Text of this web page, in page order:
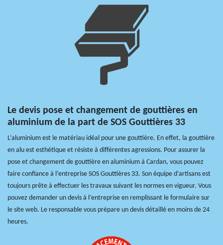
Le devis pose et changement de gouttières en
aluminium de la part de SOS Gouttières 33
L’aluminium est le matériau idéal pour une gouttière. En effet, la gouttière
en alu est esthétique et résiste à différentes agressions. Pour assurer la
pose et changement de gouttière en aluminium à Cardan, vous pouvez
faire confiance à l’entreprise SOS Gouttières 33. Son équipe d’artisans est
toujours prête à effectuer les travaux suivant les normes en vigueur. Vous
pouvez demander un devis à l’entreprise en remplissant le formulaire sur
le site web. Le responsable vous prépare un devis détaillé en moins de 24
heures.